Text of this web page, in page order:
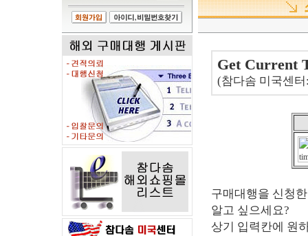
Get Current
(참다솜 미국센터
구매대행을 신청
알고 싶으세요?
상기 입력칸에 원